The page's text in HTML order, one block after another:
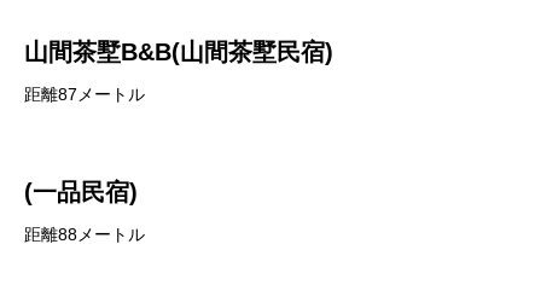
山間茶墅B&B(山間茶墅民宿)
距離87メートル
(一品民宿)
距離88メートル